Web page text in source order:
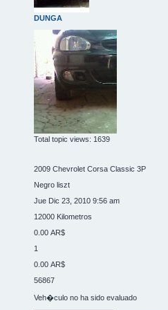
DUNGA
Total topic views: 1639
2009 Chevrolet Corsa Classic 3P
Negro liszt
Jue Dic 23, 2010 9:56 am
12000 Kilometros
0.00 AR$
1
0.00 AR$
56867
Veh�culo no ha sido evaluado